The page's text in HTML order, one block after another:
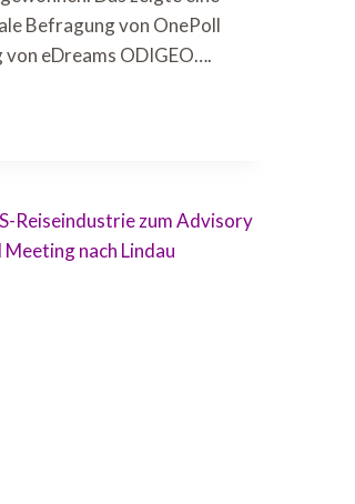
Befragung von OnePoll
eDreams ODIGEO….